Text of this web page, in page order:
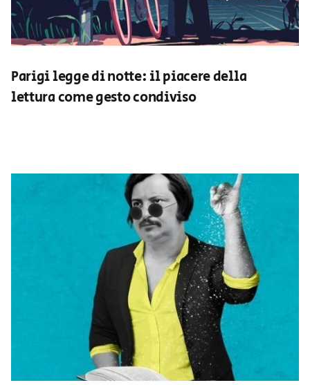
Parigi legge di notte: il piacere della
lettura come gesto condiviso